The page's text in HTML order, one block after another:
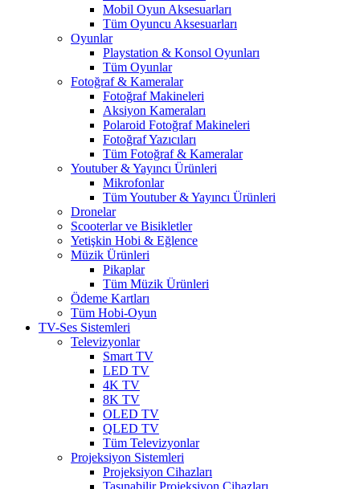
Mobil Oyun Aksesuarları
Tüm Oyuncu Aksesuarları
Oyunlar
Playstation & Konsol Oyunları
Tüm Oyunlar
Fotoğraf & Kameralar
Fotoğraf Makineleri
Aksiyon Kameraları
Polaroid Fotoğraf Makineleri
Fotoğraf Yazıcıları
Tüm Fotoğraf & Kameralar
Youtuber & Yayıncı Ürünleri
Mikrofonlar
Tüm Youtuber & Yayıncı Ürünleri
Dronelar
Scooterlar ve Bisikletler
Yetişkin Hobi & Eğlence
Müzik Ürünleri
Pikaplar
Tüm Müzik Ürünleri
Ödeme Kartları
Tüm Hobi-Oyun
TV-Ses Sistemleri
Televizyonlar
Smart TV
LED TV
4K TV
8K TV
OLED TV
QLED TV
Tüm Televizyonlar
Projeksiyon Sistemleri
Projeksiyon Cihazları
Taşınabilir Projeksiyon Cihazları